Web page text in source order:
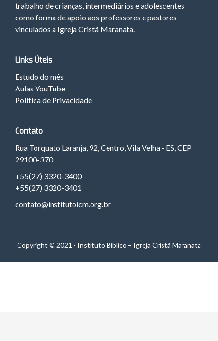
trabalho de crianças, intermediários e adolescentes
como forma de apoio aos professores e pastores
vinculados à Igreja Cristã Maranata.
Links Úteis
Estudo do mês
Aulas YouTube
Política de Privacidade
Contato
Rua Torquato Laranja, 92, Centro, Vila Velha - ES, CEP
29100-370
+55(27) 3320-3400
+55(27) 3320-3401
contato@institutoicm.org.br
Copyright © 2021 - Instituto Bíblico – Igreja Cristã Maranata